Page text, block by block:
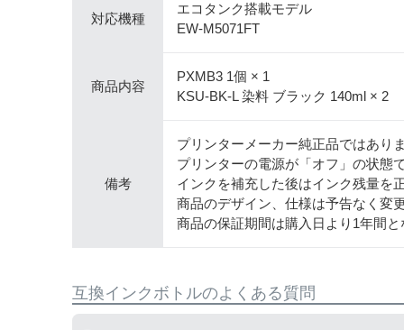
対応機種
エコタンク搭載モデル
EW-M5071FT
商品内容
PXMB3 1個 × 1
KSU-BK-L 染料 ブラック 140ml × 2
備考
プリンターメーカー純正品ではあり
プリンターの電源が「オフ」の状態
インクを補充した後はインク残量を
商品のデザイン、仕様は予告なく変
商品の保証期間は購入日より1年間と
互換インクボトルのよくある質問